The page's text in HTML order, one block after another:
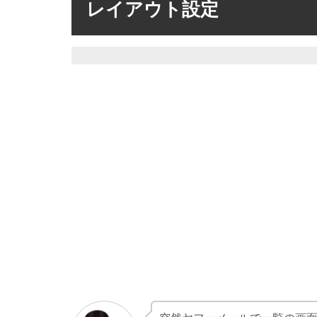
レイアウト設定